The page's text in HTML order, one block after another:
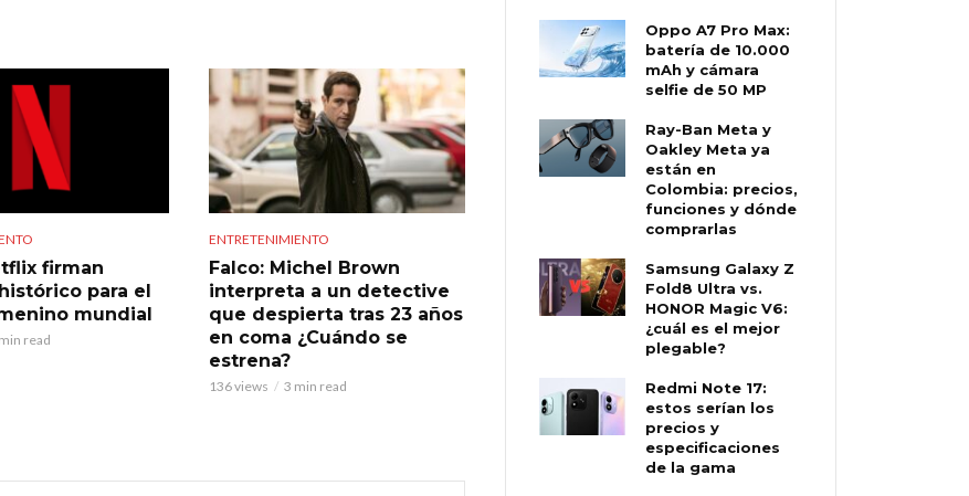
firman
para el
mundial
read
ENTRETENIMIENTO
Falco: Michel Brown
interpreta a un detective
que despierta tras 23 años
en coma ¿Cuándo se
estrena?
136 views 3 min read
Oppo A7 Pro Max:
batería de 10.000
mAh y cámara
selfie de 50 MP
Ray-Ban Meta y
Oakley Meta ya
están en
Colombia: precios,
funciones y dónde
comprarlas
Samsung Galaxy Z
Fold8 Ultra vs.
HONOR Magic V6:
¿cuál es el mejor
plegable?
Redmi Note 17:
estos serían los
precios y
especificaciones
de la gama